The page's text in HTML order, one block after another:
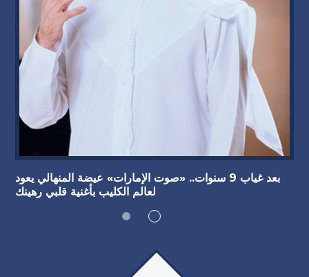
بعد غياب 9 سنوات.. «صوت الإمارات» عيضة المنهالي يعود
لعالم الكليب بأغنية قلبي رهينك